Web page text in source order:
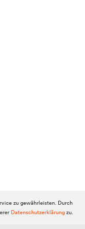
zu gewährleisten. Durch
Datenschutzerklärungzu.